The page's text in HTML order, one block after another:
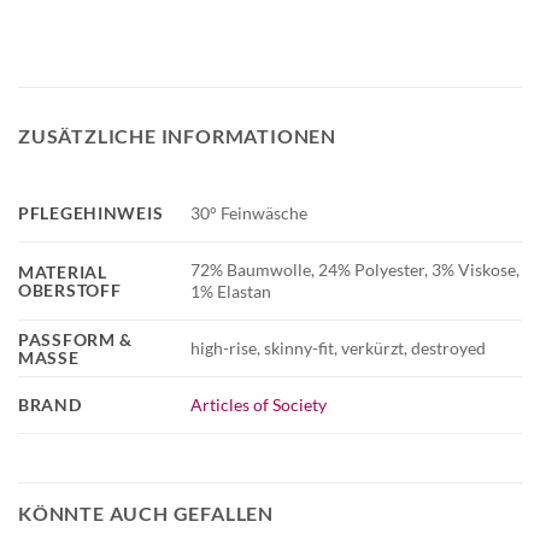
ZUSÄTZLICHE INFORMATIONEN
BRAND Articles of Society
PFLEGEHINWEIS 30° Feinwäsche
MATERIAL
OBERSTOFF
72% Baumwolle, 24% Polyester, 3% Viskose,
1% Elastan
PASSFORM &
MASSE
high-rise, skinny-fit, verkürzt, destroyed
KÖNNTE AUCH GEFALLEN